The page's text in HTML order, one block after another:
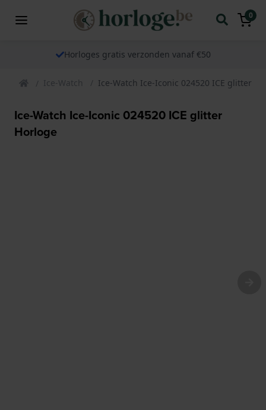
0
Horloges gratis verzonden vanaf €50
Ice-Watch Ice-Watch Ice-Iconic 024520 ICE glitter
Ice-Watch Ice-Iconic 024520 ICE glitter
Horloge